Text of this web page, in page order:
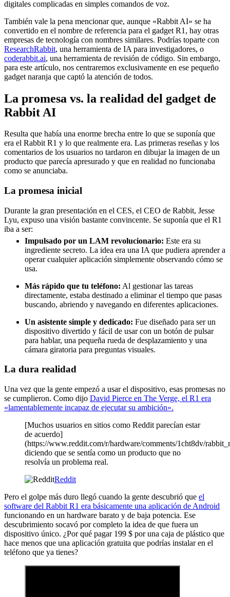
digitales complicadas en simples comandos de voz.
También vale la pena mencionar que, aunque «Rabbit AI» se ha
convertido en el nombre de referencia para el gadget R1, hay otras
empresas de tecnología con nombres similares. Podrías toparte con
ResearchRabbit, una herramienta de IA para investigadores, o
coderabbit.ai, una herramienta de revisión de código. Sin embargo,
para este artículo, nos centraremos exclusivamente en ese pequeño
gadget naranja que captó la atención de todos.
La promesa vs. la realidad del gadget de
Rabbit AI
Resulta que había una enorme brecha entre lo que se suponía que
era el Rabbit R1 y lo que realmente era. Las primeras reseñas y los
comentarios de los usuarios no tardaron en dibujar la imagen de un
producto que parecía apresurado y que en realidad no funcionaba
como se anunciaba.
La promesa inicial
Durante la gran presentación en el CES, el CEO de Rabbit, Jesse
Lyu, expuso una visión bastante convincente. Se suponía que el R1
iba a ser:
Impulsado por un LAM revolucionario: Este era su
ingrediente secreto. La idea era una IA que pudiera aprender a
operar cualquier aplicación simplemente observando cómo se
usa.
Más rápido que tu teléfono: Al gestionar las tareas
directamente, estaba destinado a eliminar el tiempo que pasas
buscando, abriendo y navegando en diferentes aplicaciones.
Un asistente simple y dedicado: Fue diseñado para ser un
dispositivo divertido y fácil de usar con un botón de pulsar
para hablar, una pequeña rueda de desplazamiento y una
cámara giratoria para preguntas visuales.
La dura realidad
Una vez que la gente empezó a usar el dispositivo, esas promesas no
se cumplieron. Como dijo David Pierce en The Verge, el R1 era
«lamentablemente incapaz de ejecutar su ambición».
[Muchos usuarios en sitios como Reddit parecían estar
de acuerdo]
(https://www.reddit.com/r/hardware/comments/1cht8dv/
diciendo que se sentía como un producto que no
resolvía un problema real.
Reddit
Pero el golpe más duro llegó cuando la gente descubrió que el
software del Rabbit R1 era básicamente una aplicación de Android
funcionando en un hardware barato y de baja potencia. Ese
descubrimiento socavó por completo la idea de que fuera un
dispositivo único. ¿Por qué pagar 199 $ por una caja de plástico que
hace menos que una aplicación gratuita que podrías instalar en el
teléfono que ya tienes?